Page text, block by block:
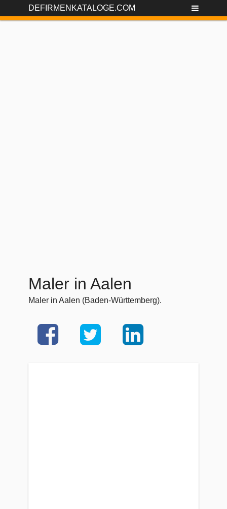
DEFIRMENKATALOGE.COM
Maler in Aalen
Maler in Aalen (Baden-Württemberg).